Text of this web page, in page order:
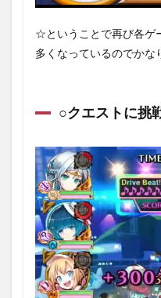
☆ということで再び各ゲ
多くなっているのでかな
○クエストに挑